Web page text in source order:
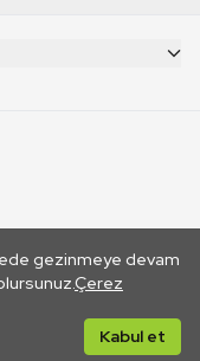
gezinmeye devam
Çerez
Kabul et
yoluyla gidilen dış